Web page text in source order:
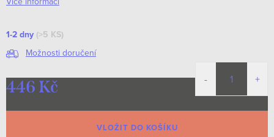
1-2 dny (>5 KS)
Možnosti doručení
446 Kč
cena:
VLOŽIT DO KOŠÍKU